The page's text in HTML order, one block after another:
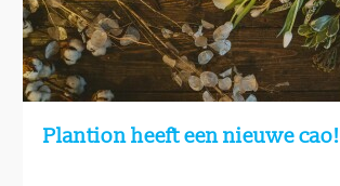
Plantion heeft een nieuwe cao!